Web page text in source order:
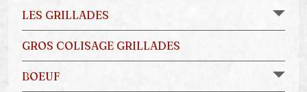
LES GRILLADES
GROS COLISAGE GRILLADES
BOEUF